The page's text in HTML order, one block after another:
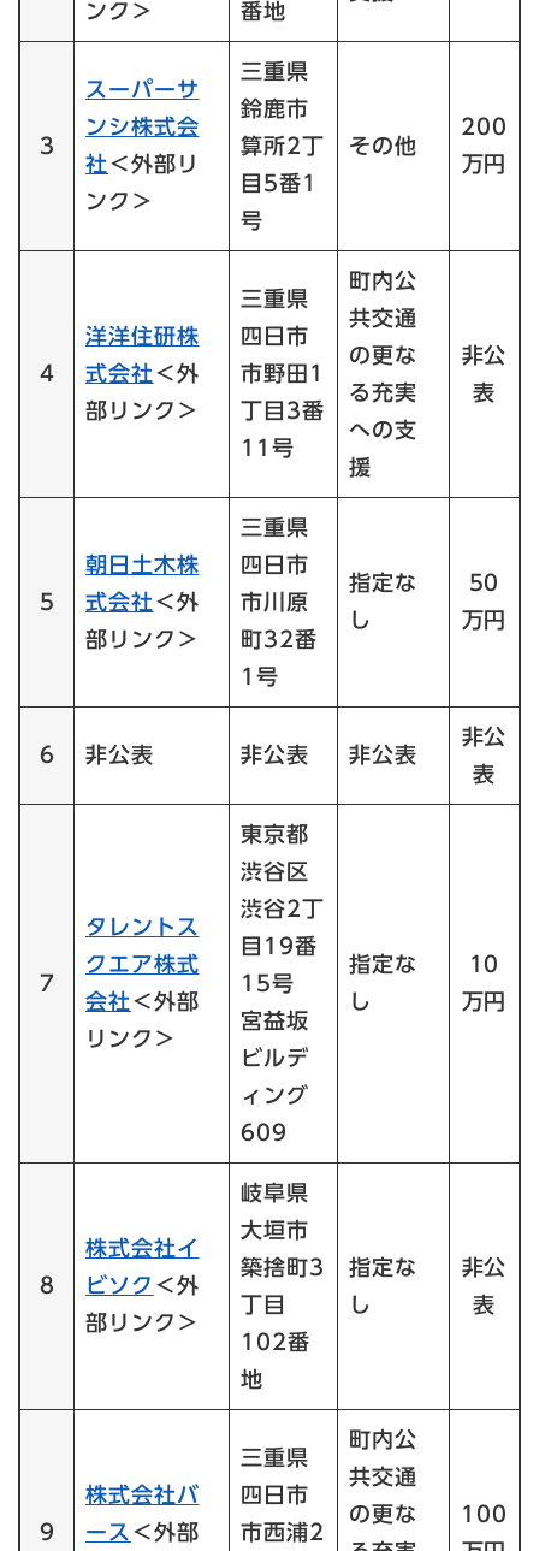
ンク＞
番地
3
スーパーサ
ンシ株式会
社 ＜外部リ
ンク＞
三重県
鈴鹿市
算所2丁
目5番1
号
その他
200
万円
4
洋洋住研株
式会社 ＜外
部リンク＞
三重県
四日市
市野田1
丁目3番
11号
町内公
共交通
の更な
る充実
への支
援
非公
表
5
朝日土木株
式会社 ＜外
部リンク＞
三重県
四日市
市川原
町32番
1号
指定な
し
50
万円
6 非公表 非公表 非公表
非公
表
7
タレントス
クエア株式
会社 ＜外部
リンク＞
東京都
渋谷区
渋谷2丁
目19番
15号
宮益坂
ビルデ
ィング
609
指定な
し
10
万円
8
株式会社イ
ビソク ＜外
部リンク＞
岐阜県
大垣市
築捨町3
丁目
102番
地
指定な
し
非公
表
9
株式会社バ
ース ＜外部
三重県
四日市
市西浦2
町内公
共交通
の更な
100